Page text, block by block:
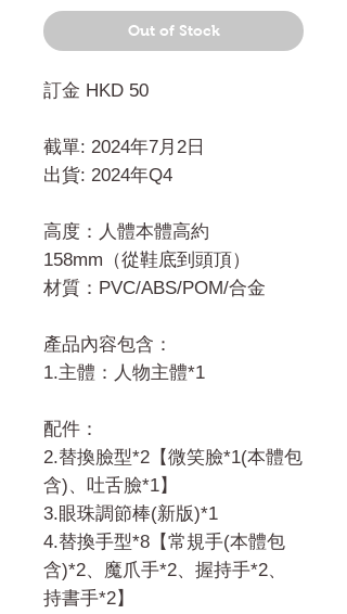
Out of Stock
訂金 HKD 50
截單: 2024年7月2日
出貨: 2024年Q4
高度：人體本體高約
158mm（從鞋底到頭頂）
材質：PVC/ABS/POM/合金
產品內容包含：
1.主體：人物主體*1
配件：
2.替換臉型*2【微笑臉*1(本體包
含)、吐舌臉*1】
3.眼珠調節棒(新版)*1
4.替換手型*8【常規手(本體包
含)*2、魔爪手*2、握持手*2、
持書手*2】